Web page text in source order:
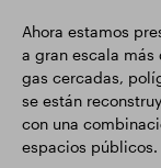
Ahora estamos
a gran escala
gas cercadas,
se están
con una
espacios públicos.